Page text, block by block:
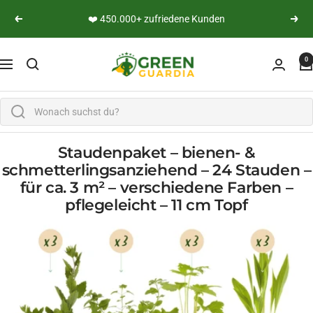
Previous
👨‍🔬 Persönliche Expertenberatung Next
Navigation
Green Guardia - Ihr Experte für Schädlinge und 0
Staudenpaket – bienen- &
schmetterlingsanziehend – 24 Stauden –
für ca. 3 m² – verschiedene Farben –
pflegeleicht – 11 cm Topf